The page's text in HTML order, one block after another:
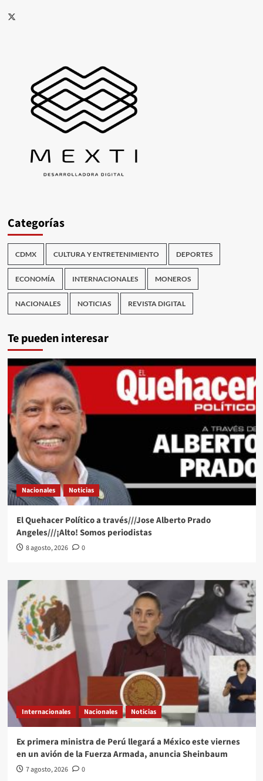
X
Categorías
CDMX CULTURA Y ENTRETENIMIENTO DEPORTES
ECONOMÍA INTERNACIONALES MONEROS
NACIONALES NOTICIAS REVISTA DIGITAL
Te pueden interesar
Nacionales Noticias
El Quehacer Político a través///Jose Alberto Prado
Angeles///¡Alto! Somos periodistas
8 agosto, 2026 0
Internacionales Nacionales Noticias
Ex primera ministra de Perú llegará a México este viernes
en un avión de la Fuerza Armada, anuncia Sheinbaum
7 agosto, 2026 0